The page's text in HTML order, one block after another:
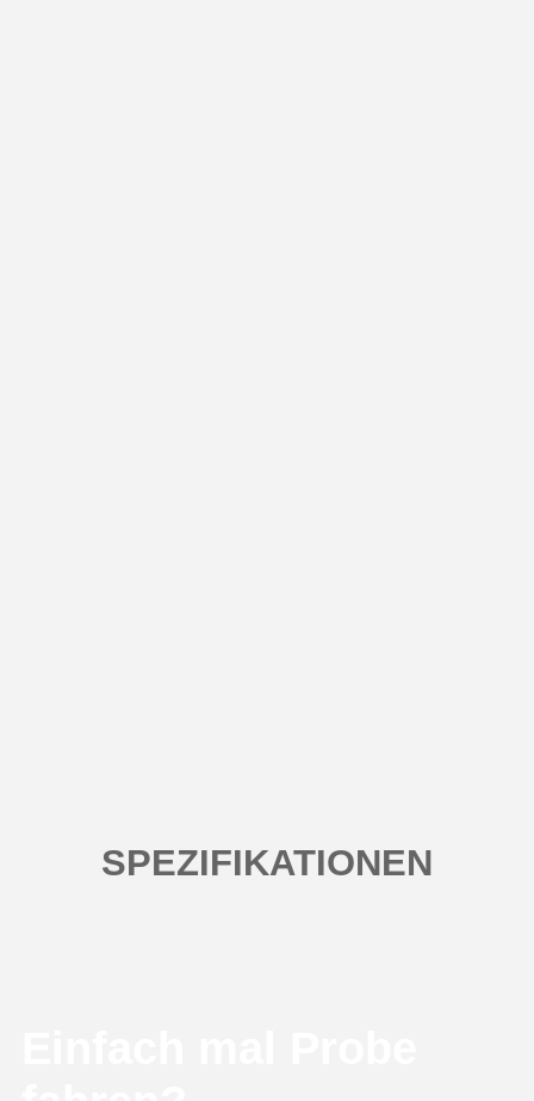
SPEZIFIKATIONEN